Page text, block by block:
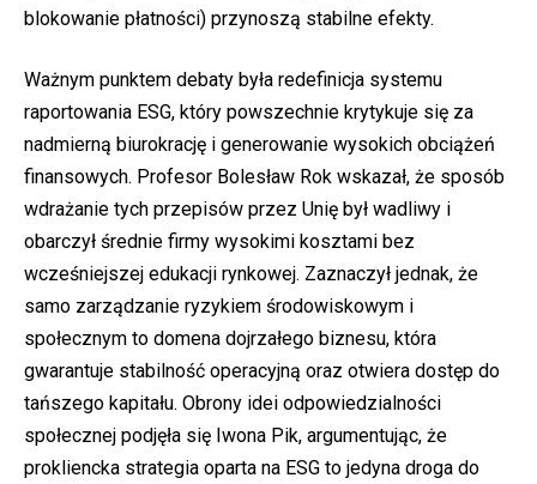
blokowanie płatności) przynoszą stabilne efekty.
Ważnym punktem debaty była redefinicja systemu
raportowania ESG, który powszechnie krytykuje się za
nadmierną biurokrację i generowanie wysokich obciążeń
finansowych. Profesor Bolesław Rok wskazał, że sposób
wdrażanie tych przepisów przez Unię był wadliwy i
obarczył średnie firmy wysokimi kosztami bez
wcześniejszej edukacji rynkowej. Zaznaczył jednak, że
samo zarządzanie ryzykiem środowiskowym i
społecznym to domena dojrzałego biznesu, która
gwarantuje stabilność operacyjną oraz otwiera dostęp do
tańszego kapitału. Obrony idei odpowiedzialności
społecznej podjęła się Iwona Pik, argumentując, że
prokliencka strategia oparta na ESG to jedyna droga do